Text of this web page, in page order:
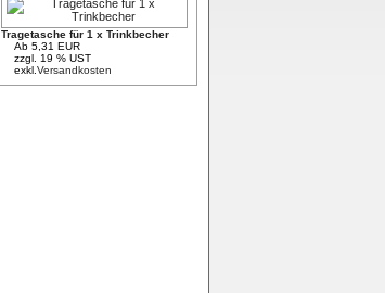
Tragetasche für 1 x Trinkbecher
Ab 5,31 EUR
zzgl. 19 % UST
exkl. Versandkosten